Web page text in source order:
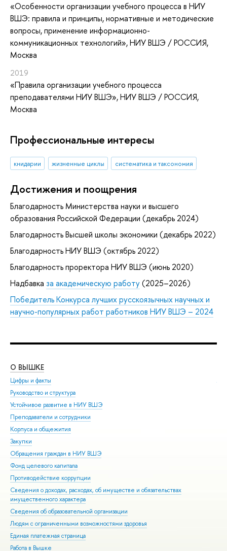
«Особенности организации учебного процесса в НИУ
ВШЭ: правила и принципы, нормативные и методические
вопросы, применение информационно-
коммуникационных технологий», НИУ ВШЭ / РОССИЯ,
Москва
2019
«Правила организации учебного процесса
преподавателями НИУ ВШЭ», НИУ ВШЭ / РОССИЯ,
Москва
Профессиональные интересы
книдарии жизненные циклы систематика и таксономия
Достижения и поощрения
Благодарность Министерства науки и высшего
образования Российской Федерации (декабрь 2024)
Благодарность Высшей школы экономики (декабрь 2022)
Благодарность НИУ ВШЭ (октябрь 2022)
Благодарность проректора НИУ ВШЭ (июнь 2020)
Надбавка за академическую работу(2025–2026)
Победитель Конкурса лучших русскоязычных научных и
научно-популярных работ работников НИУ ВШЭ – 2024
О ВЫШКЕ
Цифры и факты
Руководство и структура
Устойчивое развитие в НИУ ВШЭ
Преподаватели и сотрудники
Корпуса и общежития
Закупки
Обращения граждан в НИУ ВШЭ
Фонд целевого капитала
Противодействие коррупции
Сведения о доходах, расходах, об имуществе и обязательствах
имущественного характера
Сведения об образовательной организации
Людям с ограниченными возможностями здоровья
Единая платежная страница
Работа в Вышке